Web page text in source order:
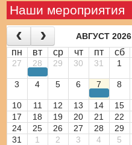
Наши мероприятия
АВГУСТ 2026
пн вт ср чт пт сб
27 28 29 30 31 1
3 4 5 6 7 8
10 11 12 13 14 15
17
18 19 20 21 22
24
25 26 27 28 29
31
1 2 3 4 5